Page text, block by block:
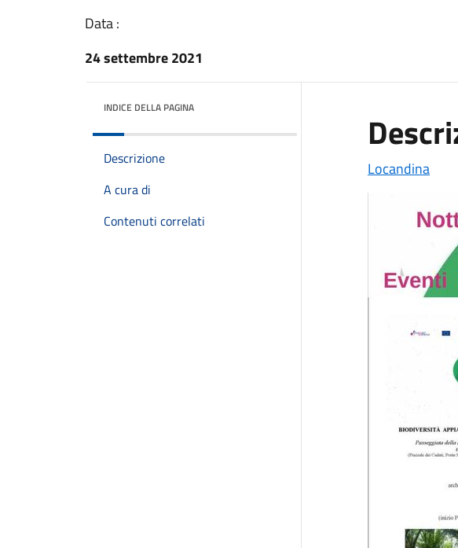
Data :
24 settembre 2021
INDICE DELLA PAGINA
Descrizione
A cura di
Contenuti correlati
Locandina